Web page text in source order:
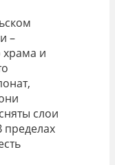
–
храма и
слои
пределах